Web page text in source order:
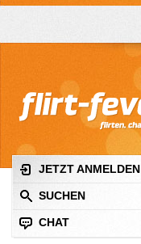
JETZT ANMELDEN
SUCHEN
CHAT